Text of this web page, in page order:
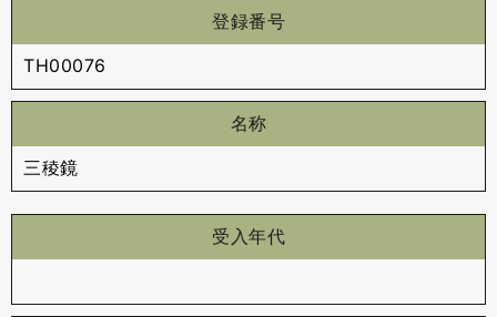
登録番号
TH00076
名称
三稜鏡
受入年代